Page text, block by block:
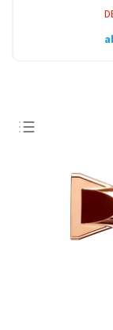
Teuerste
Alphabetisch